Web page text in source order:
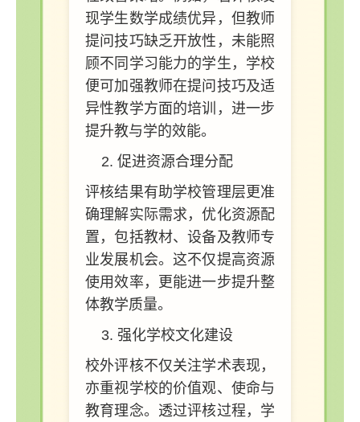
现学生数学成绩优异，但教师
提问技巧缺乏开放性，未能照
顾不同学习能力的学生，学校
便可加强教师在提问技巧及适
异性教学方面的培训，进一步
提升教与学的效能。
促进资源合理分配
评核结果有助学校管理层更准
确理解实际需求，优化资源配
置，包括教材、设备及教师专
业发展机会。这不仅提高资源
使用效率，更能进一步提升整
体教学质量。
强化学校文化建设
校外评核不仅关注学术表现，
亦重视学校的价值观、使命与
教育理念。透过评核过程，学